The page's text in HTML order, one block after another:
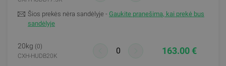
Šios prekės nėra sandėlyje - Gaukite pranešimą, kai prekė bus
sandėlyje
20kg (0)
CXH-HUDB20K
163.00 €